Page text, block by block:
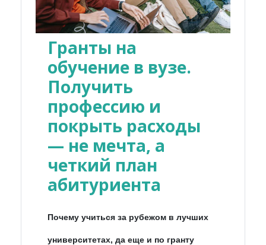
Гранты на
обучение в вузе.
Получить
профессию и
покрыть расходы
— не мечта, а
четкий план
абитуриента
Почему учиться за рубежом в лучших
университетах, да еще и по гранту